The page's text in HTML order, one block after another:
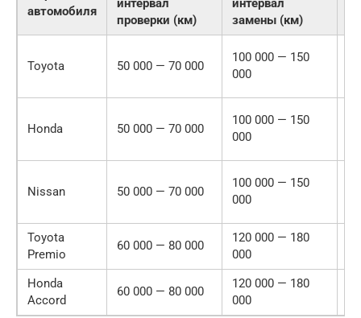
автомобиля
интервал
проверки (км)
интервал
замены (км)
Toyota 50 000 — 70 000
100 000 — 150
000
Honda 50 000 — 70 000
100 000 — 150
000
Nissan 50 000 — 70 000
100 000 — 150
000
Toyota
Premio
60 000 — 80 000
120 000 — 180
000
Honda
Accord
60 000 — 80 000
120 000 — 180
000